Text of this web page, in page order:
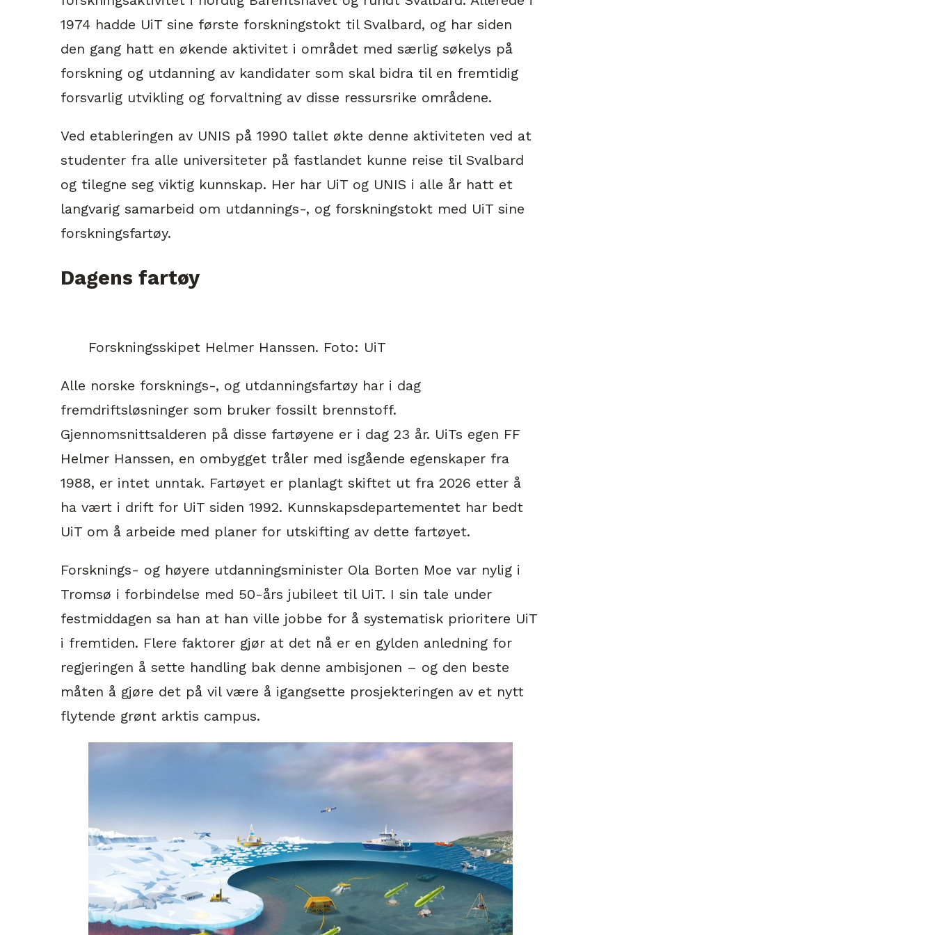
1974 hadde UiT sine første forskningstokt til Svalbard, og har siden
den gang hatt en økende aktivitet i området med særlig søkelys på
forskning og utdanning av kandidater som skal bidra til en fremtidig
forsvarlig utvikling og forvaltning av disse ressursrike områdene.
Ved etableringen av UNIS på 1990 tallet økte denne aktiviteten ved at
studenter fra alle universiteter på fastlandet kunne reise til Svalbard
og tilegne seg viktig kunnskap. Her har UiT og UNIS i alle år hatt et
langvarig samarbeid om utdannings-, og forskningstokt med UiT sine
forskningsfartøy.
Dagens fartøy
Forskningsskipet Helmer Hanssen. Foto: UiT
Alle norske forsknings-, og utdanningsfartøy har i dag
fremdriftsløsninger som bruker fossilt brennstoff.
Gjennomsnittsalderen på disse fartøyene er i dag 23 år. UiTs egen FF
Helmer Hanssen, en ombygget tråler med isgående egenskaper fra
1988, er intet unntak. Fartøyet er planlagt skiftet ut fra 2026 etter å
ha vært i drift for UiT siden 1992. Kunnskapsdepartementet har bedt
UiT om å arbeide med planer for utskifting av dette fartøyet.
Forsknings- og høyere utdanningsminister Ola Borten Moe var nylig i
Tromsø i forbindelse med 50-års jubileet til UiT. I sin tale under
festmiddagen sa han at han ville jobbe for å systematisk prioritere UiT
i fremtiden. Flere faktorer gjør at det nå er en gylden anledning for
regjeringen å sette handling bak denne ambisjonen – og den beste
måten å gjøre det på vil være å igangsette prosjekteringen av et nytt
flytende grønt arktis campus.